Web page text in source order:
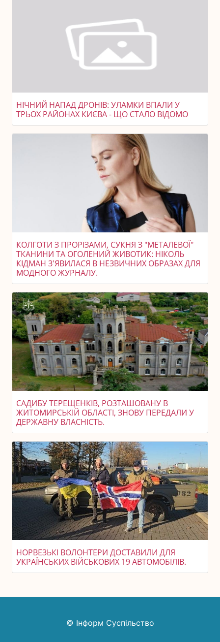
НІЧНИЙ НАПАД ДРОНІВ: УЛАМКИ ВПАЛИ У
ТРЬОХ РАЙОНАХ КИЄВА - ЩО СТАЛО ВІДОМО
КОЛГОТИ З ПРОРІЗАМИ, СУКНЯ З "МЕТАЛЕВОЇ"
ТКАНИНИ ТА ОГОЛЕНИЙ ЖИВОТИК: НІКОЛЬ
КІДМАН З'ЯВИЛАСЯ В НЕЗВИЧНИХ ОБРАЗАХ ДЛЯ
МОДНОГО ЖУРНАЛУ.
САДИБУ ТЕРЕЩЕНКІВ, РОЗТАШОВАНУ В
ЖИТОМИРСЬКІЙ ОБЛАСТІ, ЗНОВУ ПЕРЕДАЛИ У
ДЕРЖАВНУ ВЛАСНІСТЬ.
НОРВЕЗЬКІ ВОЛОНТЕРИ ДОСТАВИЛИ ДЛЯ
УКРАЇНСЬКИХ ВІЙСЬКОВИХ 19 АВТОМОБІЛІВ.
© Інформ Суспільство